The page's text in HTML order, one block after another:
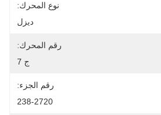
نوع المحرك:
ديزل
رقم المحرك:
ج 7
رقم الجزء:
238-2720